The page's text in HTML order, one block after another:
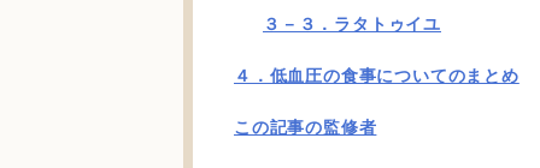
３－３．ラタトゥイユ
４．低血圧の食事についてのまとめ
この記事の監修者